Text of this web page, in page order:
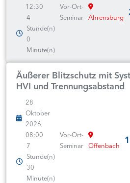
12:30
4
Stunde(n)
0
Minute(n)
Vor-Ort-
Seminar
Ahrensburg
Äußerer Blitzschutz mit
HVI und Trennungsabstand
28
Oktober
2026,
08:00
7
Stunde(n)
30
Minute(n)
Vor-Ort-
Seminar
Offenbach